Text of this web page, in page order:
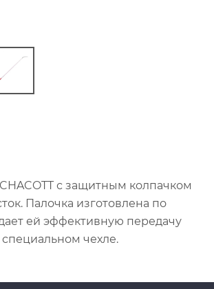
с защитным колпачком
Палочка изготовлена по
ей эффективную передачу
чехле.